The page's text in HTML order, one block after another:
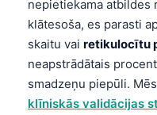
nepietiekama atbildes
klātesoša, es parasti
skaitu vai retikulocītu
neapstrādātais
smadzeņu piepūli.
klīniskās validācijas